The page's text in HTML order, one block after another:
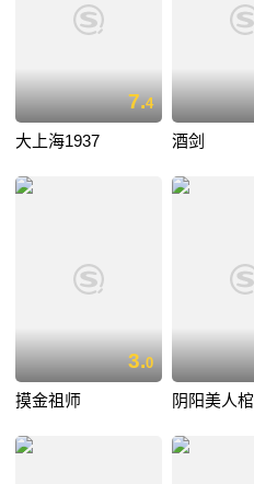
7.4
大上海1937 酒剑
3.0
摸金祖师 阴阳美人棺